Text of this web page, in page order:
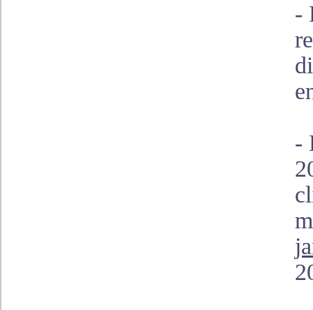
-
-